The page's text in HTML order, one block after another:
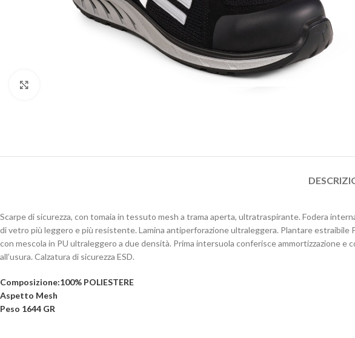
Scarpe di sicurezza, con tomaia in tessuto mesh a trama aperta, ultratraspirante. Fodera
di vetro più leggero e più resistente. Lamina antiperforazione ultraleggera. Plantare
con mescola in PU ultraleggero a due densità. Prima intersuola conferisce ammortizzazione
all’usura. Calzatura di sicurezza ESD.
Composizione:100% POLIESTERE
Aspetto Mesh
Peso 1644 GR